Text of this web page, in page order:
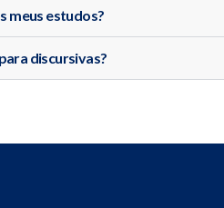
meus estudos?
discursivas?